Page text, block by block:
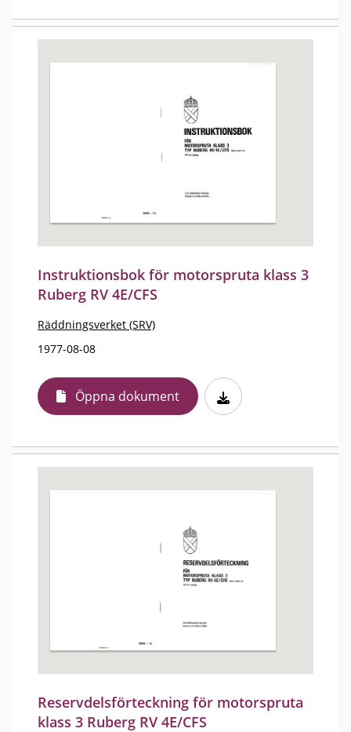
Instruktionsbok för motorspruta klass 3
Ruberg RV 4E/CFS
Räddningsverket (SRV)
1977-08-08
Öppna dokument
Reservdelsförteckning för motorspruta
klass 3 Ruberg RV 4E/CFS